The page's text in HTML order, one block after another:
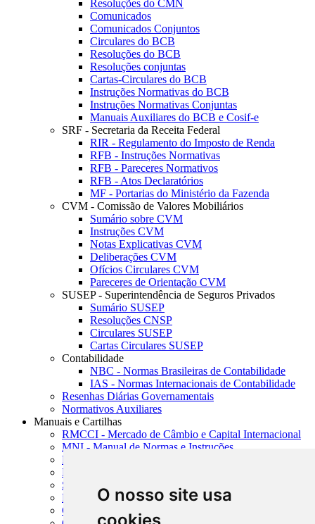
O nosso site usa
Resoluções do CMN
Comunicados
Comunicados Conjuntos
Circulares do BCB
Resoluções do BCB
Resoluções conjuntas
Cartas-Circulares do BCB
Instruções Normativas do BCB
Instruções Normativas Conjuntas
Manuais Auxiliares do BCB e Cosif-e
SRF - Secretaria da Receita Federal
RIR - Regulamento do Imposto de Renda
RFB - Instruções Normativas
RFB - Pareceres Normativos
RFB - Atos Declaratórios
MF - Portarias do Ministério da Fazenda
CVM - Comissão de Valores Mobiliários
Sumário sobre CVM
Instruções CVM
Notas Explicativas CVM
Deliberações CVM
Ofícios Circulares CVM
Pareceres de Orientação CVM
SUSEP - Superintendência de Seguros Privados
Sumário SUSEP
Resoluções CNSP
Circulares SUSEP
Cartas Circulares SUSEP
Contabilidade
NBC - Normas Brasileiras de Contabilidade
IAS - Normas Internacionais de Contabilidade
Resenhas Diárias Governamentais
Normativos Auxiliares
Manuais e Cartilhas
RMCCI - Mercado de Câmbio e Capital Internacional
MNI - Manual de Normas e Instruções
MTVM - Manual de Títulos e Valores Mobiliários
MCR - Manual de Crédito Rural
SISORF - Manual de Organização do SFN
MASUP - Manual de Supervisão Bancária
CADOC - Catálogo de Documentos